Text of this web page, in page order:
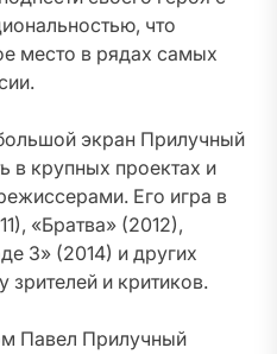
что
место в рядах самых
экран Прилучный
в крупных проектах и
Его игра в
«Братва» (2012),
3» (2014) и других
и критиков.
Павел Прилучный